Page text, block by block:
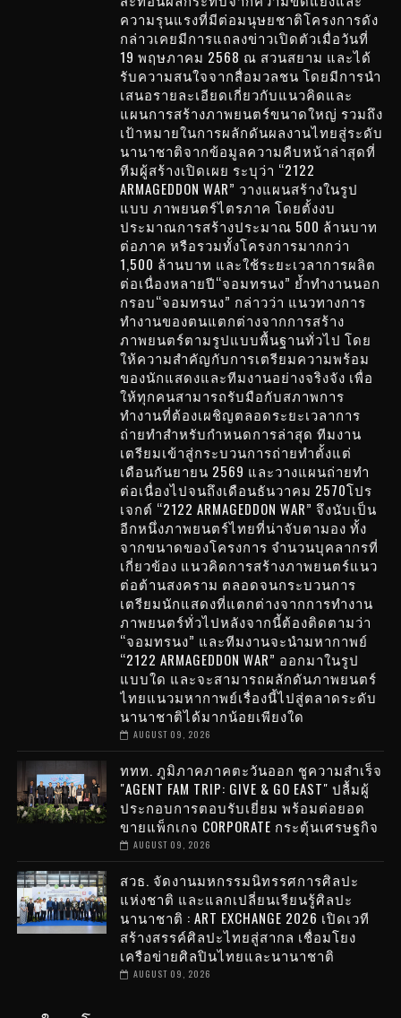
ความรุนแรงที่มีต่อมนุษยชาติโครงการดัง
กล่าวเคยมีการแถลงข่าวเปิดตัวเมื่อวันที่
19 พฤษภาคม 2568 ณ สวนสยาม และได้
รับความสนใจจากสื่อมวลชน โดยมีการนำ
เสนอรายละเอียดเกี่ยวกับแนวคิดและ
แผนการสร้างภาพยนตร์ขนาดใหญ่ รวมถึง
เป้าหมายในการผลักดันผลงานไทยสู่ระดับ
นานาชาติจากข้อมูลความคืบหน้าล่าสุดที่
ทีมผู้สร้างเปิดเผย ระบุว่า “2122
ARMAGEDDON WAR” วางแผนสร้างในรูป
แบบ ภาพยนตร์ไตรภาค โดยตั้งงบ
ประมาณการสร้างประมาณ 500 ล้านบาท
ต่อภาค หรือรวมทั้งโครงการมากกว่า
1,500 ล้านบาท และใช้ระยะเวลาการผลิต
ต่อเนื่องหลายปี“จอมทรนง” ย้ำทำงานนอก
กรอบ“จอมทรนง” กล่าวว่า แนวทางการ
ทำงานของตนแตกต่างจากการสร้าง
ภาพยนตร์ตามรูปแบบพื้นฐานทั่วไป โดย
ให้ความสำคัญกับการเตรียมความพร้อม
ของนักแสดงและทีมงานอย่างจริงจัง เพื่อ
ให้ทุกคนสามารถรับมือกับสภาพการ
ทำงานที่ต้องเผชิญตลอดระยะเวลาการ
ถ่ายทำสำหรับกำหนดการล่าสุด ทีมงาน
เตรียมเข้าสู่กระบวนการถ่ายทำตั้งแต่
เดือนกันยายน 2569 และวางแผนถ่ายทำ
ต่อเนื่องไปจนถึงเดือนธันวาคม 2570โปร
เจกต์ “2122 ARMAGEDDON WAR” จึงนับเป็น
อีกหนึ่งภาพยนตร์ไทยที่น่าจับตามอง ทั้ง
จากขนาดของโครงการ จำนวนบุคลากรที่
เกี่ยวข้อง แนวคิดการสร้างภาพยนตร์แนว
ต่อต้านสงคราม ตลอดจนกระบวนการ
เตรียมนักแสดงที่แตกต่างจากการทำงาน
ภาพยนตร์ทั่วไปหลังจากนี้ต้องติดตามว่า
“จอมทรนง” และทีมงานจะนำมหากาพย์
“2122 ARMAGEDDON WAR” ออกมาในรูป
แบบใด และจะสามารถผลักดันภาพยนตร์
ไทยแนวมหากาพย์เรื่องนี้ไปสู่ตลาดระดับ
นานาชาติได้มากน้อยเพียงใด
AUGUST 09, 2026
ททท. ภูมิภาคภาคตะวันออก ชูความสำเร็จ
"AGENT FAM TRIP: GIVE & GO EAST" ปลื้มผู้
ประกอบการตอบรับเยี่ยม พร้อมต่อยอด
ขายแพ็กเกจ CORPORATE กระตุ้นเศรษฐกิจ
AUGUST 09, 2026
สวธ. จัดงานมหกรรมนิทรรศการศิลปะ
แห่งชาติ และแลกเปลี่ยนเรียนรู้ศิลปะ
นานาชาติ : ART EXCHANGE 2026 เปิดเวที
สร้างสรรค์ศิลปะไทยสู่สากล เชื่อมโยง
เครือข่ายศิลปินไทยและนานาชาติ
AUGUST 09, 2026